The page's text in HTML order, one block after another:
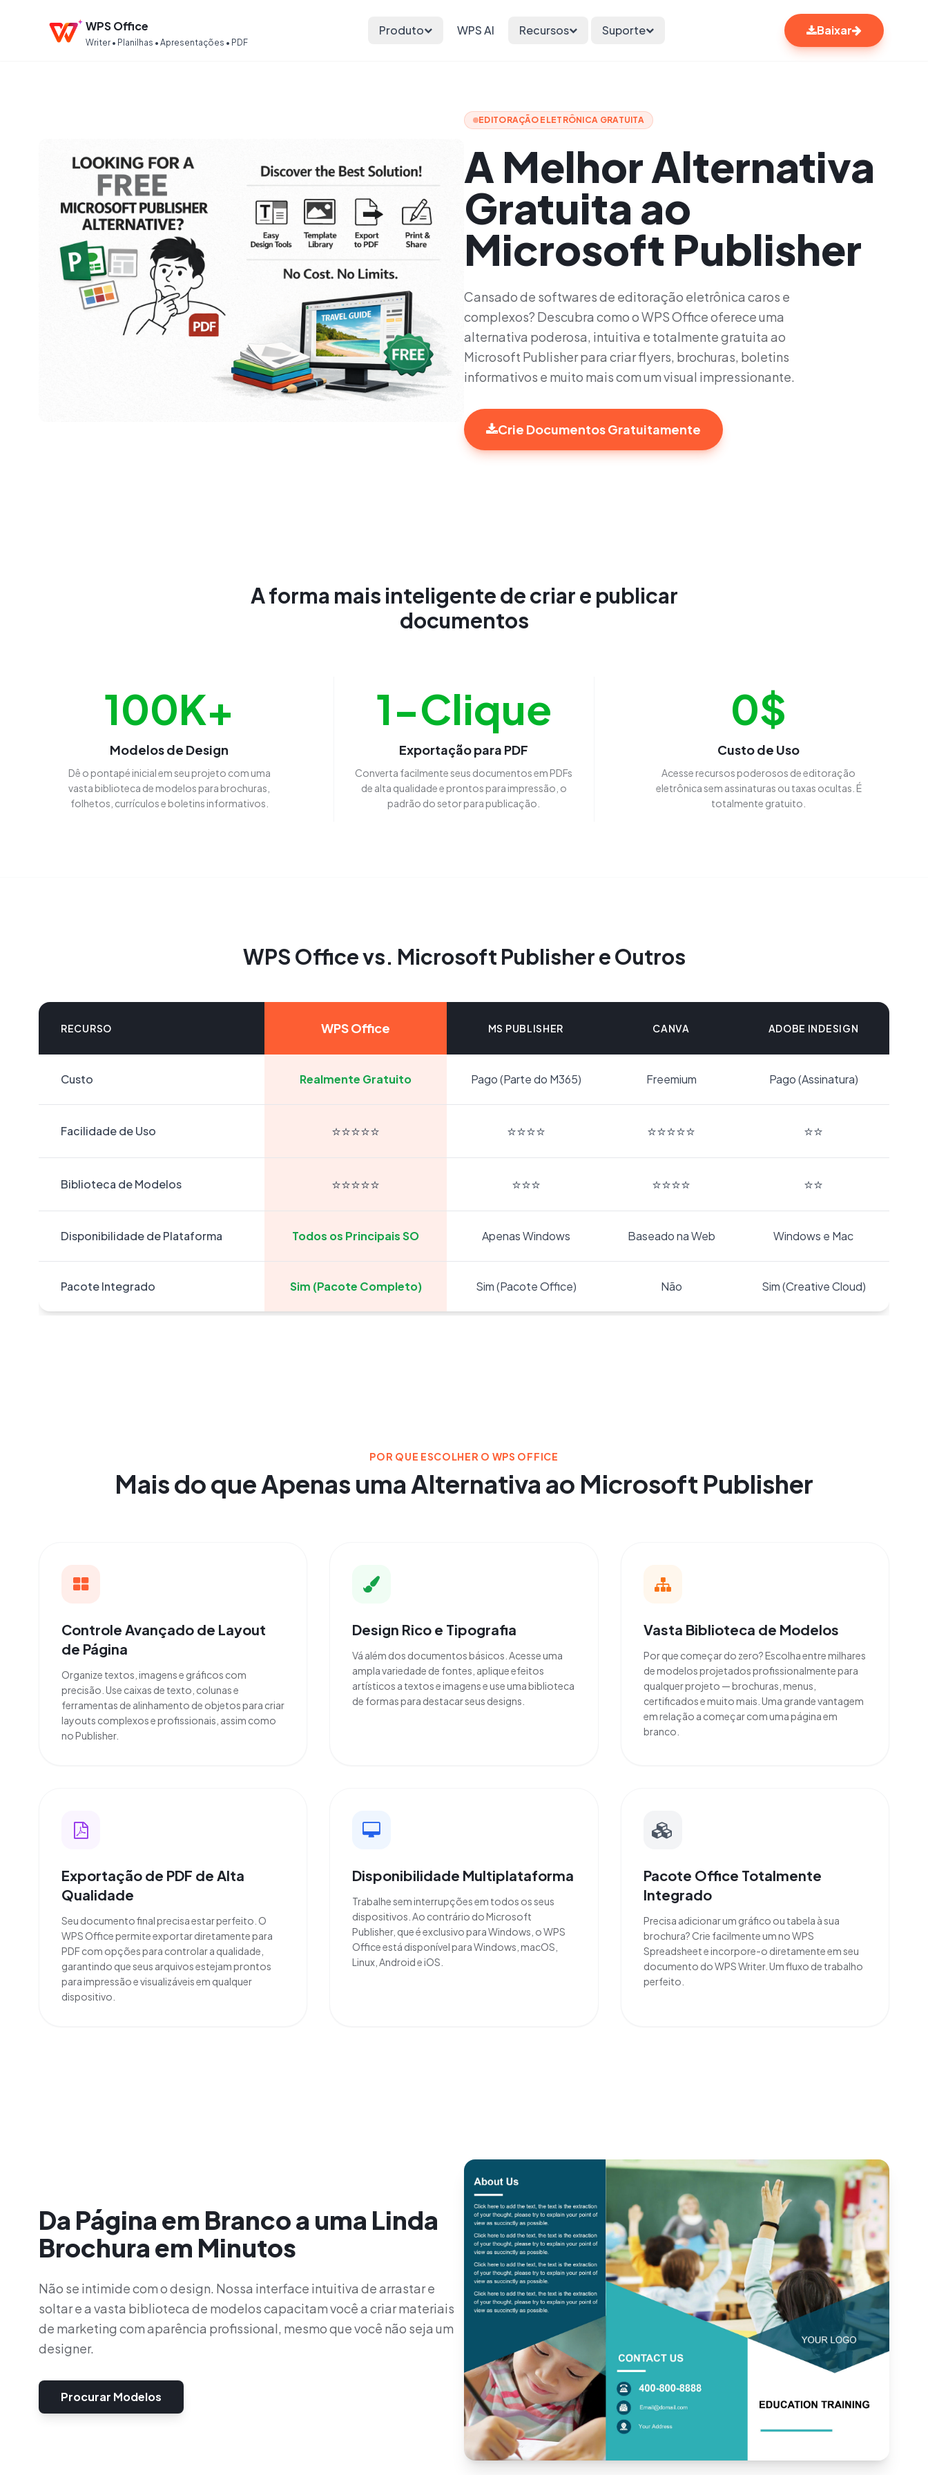
WPS Office
Writer • Planilhas • Apresentações • PDF
Produto WPS AI Recursos Suporte Baixar
EDITORAÇÃO ELETRÔNICA GRATUITA
A Melhor Alternativa
Gratuita ao
Microsoft Publisher
Cansado de softwares de editoração eletrônica caros e
complexos? Descubra como o WPS Office oferece uma
alternativa poderosa, intuitiva e totalmente gratuita ao
Microsoft Publisher para criar flyers, brochuras, boletins
informativos e muito mais com um visual impressionante.
Crie Documentos Gratuitamente
A forma mais inteligente de criar e publicar
documentos
100K+
Modelos de Design
Dê o pontapé inicial em seu projeto com uma
vasta biblioteca de modelos para brochuras,
folhetos, currículos e boletins informativos.
1-Clique
Exportação para PDF
Converta facilmente seus documentos em PDFs
de alta qualidade e prontos para impressão, o
padrão do setor para publicação.
0$
Custo de Uso
Acesse recursos poderosos de editoração
eletrônica sem assinaturas ou taxas ocultas. É
totalmente gratuito.
WPS Office vs. Microsoft Publisher e Outros
RECURSO WPS Office MS PUBLISHER CANVA ADOBE INDESIGN
Custo Realmente Gratuito Pago (Parte do M365) Freemium Pago (Assinatura)
Facilidade de Uso ⭐⭐⭐⭐⭐ ⭐⭐⭐⭐ ⭐⭐⭐⭐⭐ ⭐⭐
Biblioteca de Modelos ⭐⭐⭐⭐⭐ ⭐⭐⭐ ⭐⭐⭐⭐ ⭐⭐
Disponibilidade de Plataforma Todos os Principais SO Apenas Windows Baseado na Web Windows e Mac
Pacote Integrado Sim (Pacote Completo) Sim (Pacote Office) Não Sim (Creative Cloud)
POR QUE ESCOLHER O WPS OFFICE
Mais do que Apenas uma Alternativa ao Microsoft Publisher
Controle Avançado de Layout
de Página
Organize textos, imagens e gráficos com
precisão. Use caixas de texto, colunas e
ferramentas de alinhamento de objetos para criar
layouts complexos e profissionais, assim como
no Publisher.
Design Rico e Tipografia
Vá além dos documentos básicos. Acesse uma
ampla variedade de fontes, aplique efeitos
artísticos a textos e imagens e use uma biblioteca
de formas para destacar seus designs.
Vasta Biblioteca de Modelos
Por que começar do zero? Escolha entre milhares
de modelos projetados profissionalmente para
qualquer projeto — brochuras, menus,
certificados e muito mais. Uma grande vantagem
em relação a começar com uma página em
branco.
Exportação de PDF de Alta
Qualidade
Seu documento final precisa estar perfeito. O
WPS Office permite exportar diretamente para
PDF com opções para controlar a qualidade,
garantindo que seus arquivos estejam prontos
para impressão e visualizáveis em qualquer
dispositivo.
Disponibilidade Multiplataforma
Trabalhe sem interrupções em todos os seus
dispositivos. Ao contrário do Microsoft
Publisher, que é exclusivo para Windows, o WPS
Office está disponível para Windows, macOS,
Linux, Android e iOS.
Pacote Office Totalmente
Integrado
Precisa adicionar um gráfico ou tabela à sua
brochura? Crie facilmente um no WPS
Spreadsheet e incorpore-o diretamente em seu
documento do WPS Writer. Um fluxo de trabalho
perfeito.
Da Página em Branco a uma Linda
Brochura em Minutos
Não se intimide com o design. Nossa interface intuitiva de arrastar e
soltar e a vasta biblioteca de modelos capacitam você a criar materiais
de marketing com aparência profissional, mesmo que você não seja um
designer.
Procurar Modelos